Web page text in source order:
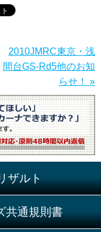
2010JMRC東京・浅
間台GS-Rd5他のお知
らせ！ »
ザルト
共通規則書